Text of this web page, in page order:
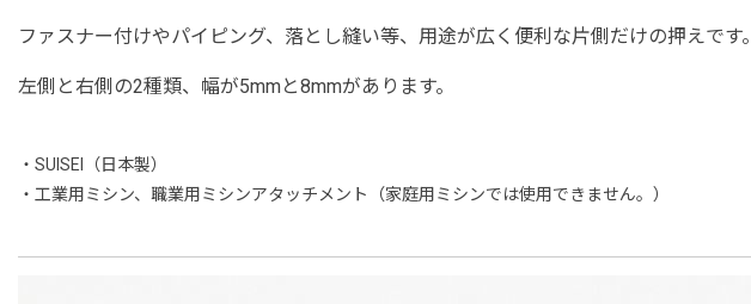
ファスナー付けやパイピング、落とし縫い等、用途が広く便利な片側だけの押えです。
左側と右側の2種類、幅が5mmと8mmがあります。
・SUISEI（日本製）
・工業用ミシン、職業用ミシンアタッチメント（家庭用ミシンでは使用できません。）